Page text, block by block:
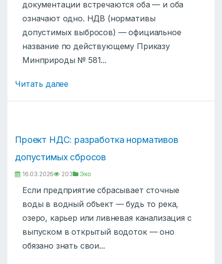
документации встречаются оба — и оба
означают одно. НДВ (нормативы
допустимых выбросов) — официальное
название по действующему Приказу
Минприроды № 581...
Читать далее
Проект НДС: разработка нормативов
допустимых сбросов
16.03.2026 203 Эко
Если предприятие сбрасывает сточные
воды в водный объект — будь то река,
озеро, карьер или ливневая канализация с
выпуском в открытый водоток — оно
обязано знать свои...